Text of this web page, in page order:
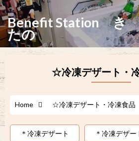
Benefit Station き
たの
☆冷凍デザート・
Home ☆冷凍デザート・冷凍食品
＊冷凍デザート ＊冷凍デザー